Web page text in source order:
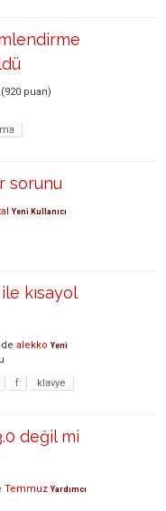
(920 puan)
sorunu
Yeni Kullanıcı
kısayol
alekko Yeni
f
klavye
değil mi
Temmuz Yardımcı